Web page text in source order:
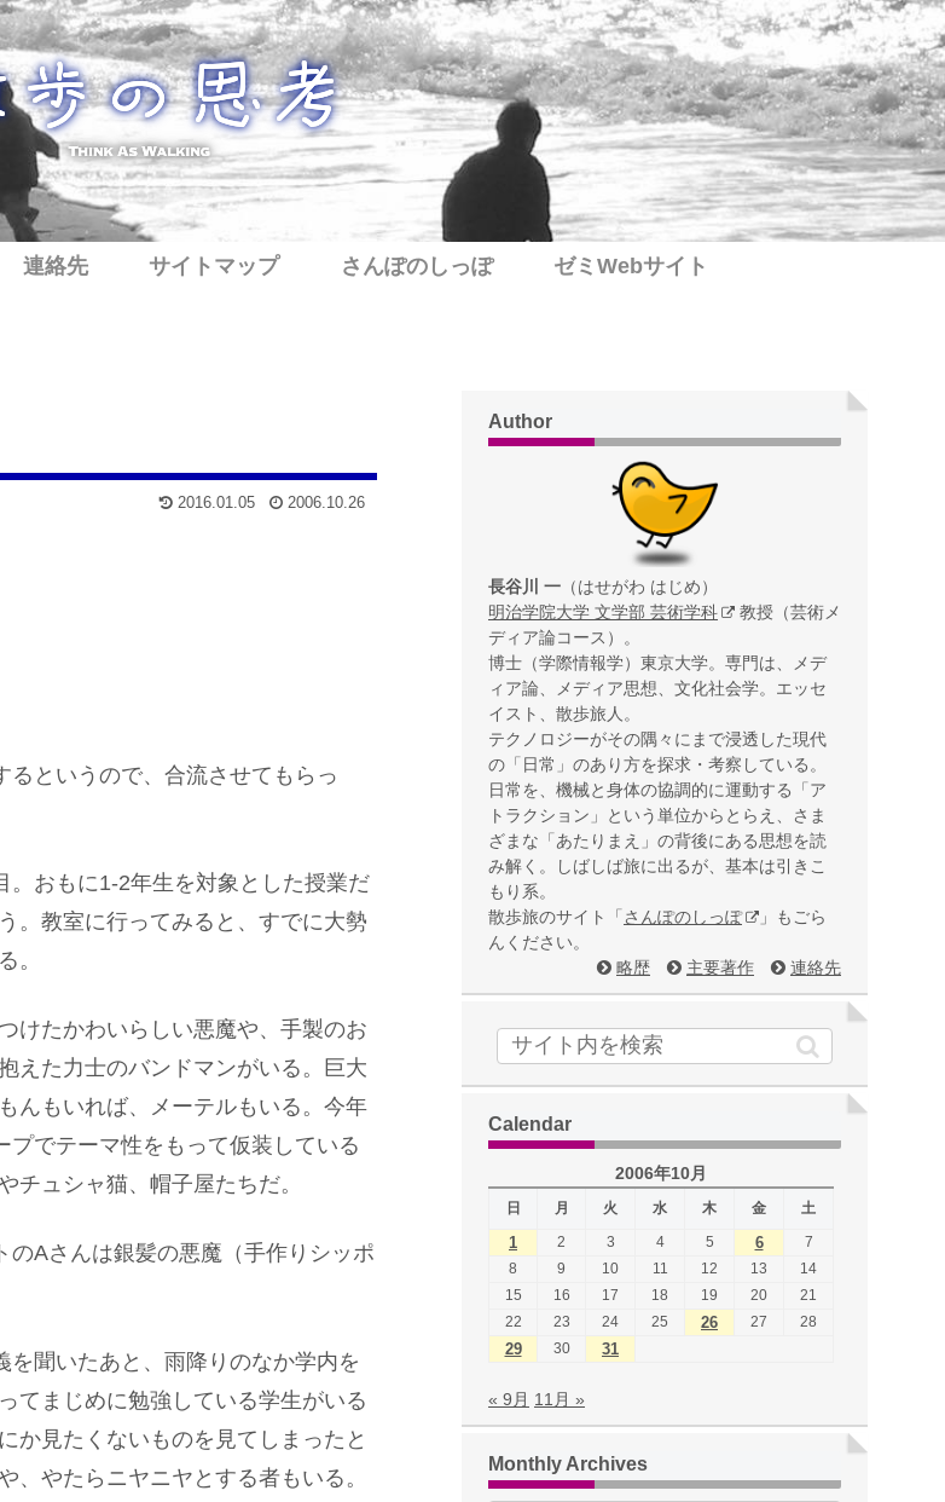
連絡先 サイトマップ さんぽのしっぽ ゼミWebサイト
2016.01.05 2006.10.26
というので、合流させてもらっ
おもに1-2年生を対象とした授業だ
。教室に行ってみると、すでに大勢
。
けたかわいらしい悪魔や、手製のお
えた力士のバンドマンがいる。巨大
んもいれば、メーテルもいる。今年
でテーマ性をもって仮装している
チュシャ猫、帽子屋たちだ。
のAさんは銀髪の悪魔（手作りシッポ
を聞いたあと、雨降りのなか学内を
てまじめに勉強している学生がいる
か見たくないものを見てしまったと
やたらニヤニヤとする者もいる。
Author
長谷川 一 （はせがわ はじめ）
明治学院大学 文学部 芸術学科
教授（芸術メ
ディア論コース）。
博士（学際情報学）東京大学。専門は、メデ
ィア論、メディア思想、文化社会学。エッセ
イスト、散歩旅人。
テクノロジーがその隅々にまで浸透した現代
の「日常」のあり方を探求・考察している。
日常を、機械と身体の協調的に運動する「ア
トラクション」という単位からとらえ、さま
ざまな「あたりまえ」の背後にある思想を読
み解く。しばしば旅に出るが、基本は引きこ
もり系。
散歩旅のサイト「さんぽのしっぽ
」もごら
んください。
略歴
主要著作 連絡先
Calendar
2006年10月
日 月 火 水 木 金 土
1 2 3 4 5 6
7
8
9 10 11 12 13
14
15
16 17 18 19 20
21
22
23 24 25 26 27 28
29 30 31
« 9月 11月 »
Monthly Archives